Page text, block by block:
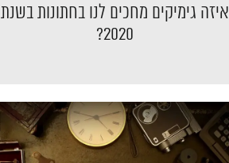
איזה גימיקים מחכים לנו בחתונות בשנת
2020?